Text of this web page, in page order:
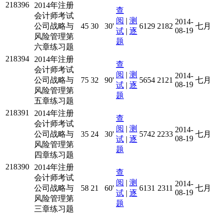
218396
2014年注册
会计师考试
公司战略与
风险管理第
六章练习题
45 30 30'
查
阅 | 测
试 | 逐
题
6129 2182
2014-
08-19
七月
218394
2014年注册
会计师考试
公司战略与
风险管理第
五章练习题
75 32 90'
查
阅 | 测
试 | 逐
题
5654 2121
2014-
08-19
七月
218391
2014年注册
会计师考试
公司战略与
风险管理第
四章练习题
35 24 30'
查
阅 | 测
试 | 逐
题
5742 2233
2014-
08-19
七月
218390
2014年注册
会计师考试
公司战略与
风险管理第
三章练习题
58 21 60'
查
阅 | 测
试 | 逐
题
6131 2311
2014-
08-19
七月